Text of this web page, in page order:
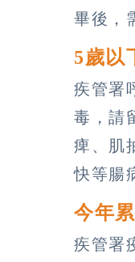
畢後，
5歲以
疾管署
毒，請
痺、肌
快等腸
今年
疾管署